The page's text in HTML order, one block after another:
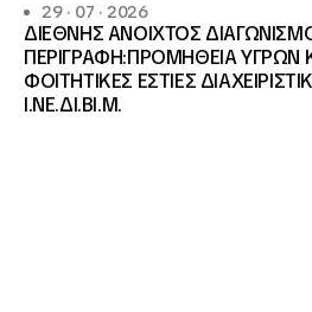
29 · 07 · 2026
ΔΙΕΘΝΗΣ ΑΝΟΙΧΤΟΣ
ΠΕΡΙΓΡΑΦΗ:ΠΡΟΜΗΘΕΙΑ ΥΓΡΩΝ
ΦΟΙΤΗΤΙΚΕΣ ΕΣΤΙΕΣ
Ι.ΝΕ.ΔΙ.ΒΙ.Μ.